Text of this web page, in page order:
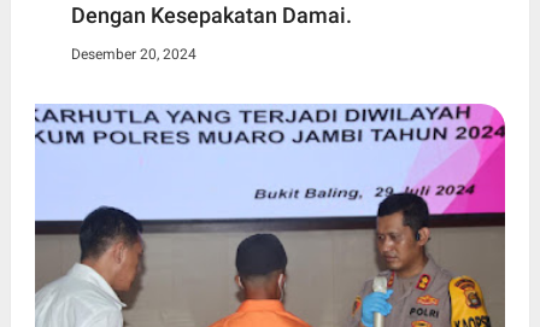
Dengan Kesepakatan Damai.
Desember 20, 2024